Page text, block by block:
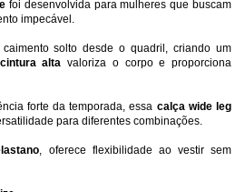
foi desenvolvida para mulheres que buscam
impecável.
solto desde o quadril, criando um
cintura alta valoriza o corpo e proporciona
forte da temporada, essa calça wide leg
para diferentes combinações.
, oferece flexibilidade ao vestir sem